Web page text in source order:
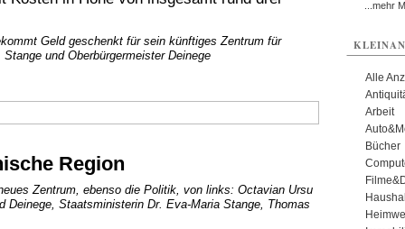
Geld geschenkt für sein künftiges Zentrum für
und Oberbürgermeister Deinege
Region
Zentrum, ebenso die Politik, von links: Octavian Ursu
Deinege, Staatsministerin Dr. Eva-Maria Stange, Thomas
...mehr
Alle
Arbeit
Bücher